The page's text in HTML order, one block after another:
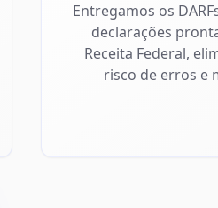
Entregamos os
declarações
Receita Federal,
risco de erros e